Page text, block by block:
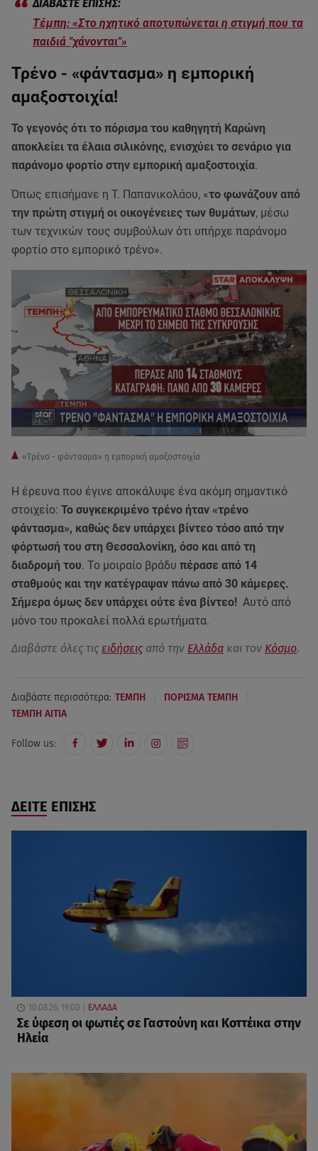
Τέμπη: «Στο ηχητικό αποτυπώνεται η στιγμή που τα
παιδιά "χάνονται"»
Τρένο - «φάντασμα» η εμπορική
αμαξοστοιχία!
Το γεγονός ότι το πόρισμα του καθηγητή Καρώνη
αποκλείει τα έλαια σιλικόνης, ενισχύει το σενάριο για
παράνομο φορτίο στην εμπορική αμαξοστοιχία.
Όπως επισήμανε η Τ. Παπανικολάου, «το φωνάζουν από
την πρώτη στιγμή οι οικογένειες των θυμάτων, μέσω
των τεχνικών τους συμβούλων ότι υπήρχε παράνομο
φορτίο στο εμπορικό τρένο».
«Τρένο - φάντασμα» η εμπορική αμαξοστοιχία
Η έρευνα που έγινε αποκάλυψε ένα ακόμη σημαντικό
στοιχείο: Το συγκεκριμένο τρένο ήταν «τρένο
φάντασμα», καθώς δεν υπάρχει βίντεο τόσο από την
φόρτωσή του στη Θεσσαλονίκη, όσο και από τη
διαδρομή του. Το μοιραίο βράδυ πέρασε από 14
σταθμούς και την κατέγραψαν πάνω από 30 κάμερες.
Σήμερα όμως δεν υπάρχει ούτε ένα βίντεο! Αυτό από
μόνο του προκαλεί πολλά ερωτήματα.
Διαβάστε όλες τις ειδήσεις από την Ελλάδα και τον Κόσμο.
Διαβάστε περισσότερα: ΤΕΜΠΗ ΠΟΡΙΣΜΑ ΤΕΜΠΗ
ΤΕΜΠΗ ΑΙΤΙΑ
Follow us:
ΔΕΙΤΕ ΕΠΙΣΗΣ
10.08.26, 19:00 ΕΛΛΑΔΑ
Σε ύφεση οι φωτιές σε Γαστούνη και Κοττέικα στην
Ηλεία